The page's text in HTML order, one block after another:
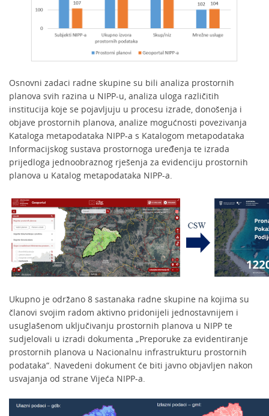
Osnovni zadaci radne skupine su bili analiza prostornih
planova svih razina u NIPP-u, analiza uloga različitih
institucija koje se pojavljuju u procesu izrade, donošenja i
objave prostornih planova, analize mogućnosti povezivanja
Kataloga metapodataka NIPP-a s Katalogom metapodataka
Informacijskog sustava prostornoga uređenja te izrada
prijedloga jednoobraznog rješenja za evidenciju prostornih
planova u Katalog metapodataka NIPP-a.
Ukupno je održano 8 sastanaka radne skupine na kojima su
članovi svojim radom aktivno pridonijeli jednostavnijem i
usuglašenom uključivanju prostornih planova u NIPP te
sudjelovali u izradi dokumenta „Preporuke za evidentiranje
prostornih planova u Nacionalnu infrastrukturu prostornih
podataka“. Navedeni dokument će biti javno objavljen nakon
usvajanja od strane Vijeća NIPP-a.